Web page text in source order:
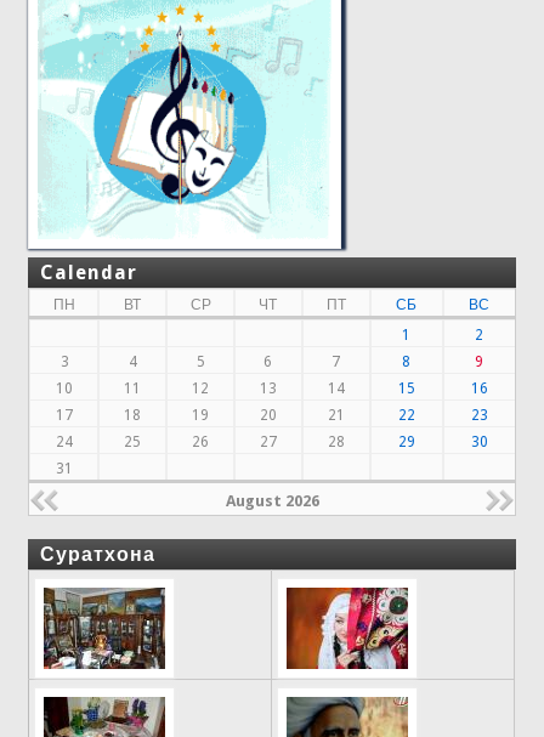
Calendar
ПН ВТ СР ЧТ ПТ СБ
ВС
1
2
3
4 5 6 7 8
9
10
11 12 13 14 15
16
17
18 19 20 21 22
23
24
25 26 27 28 29
30
31
August 2026
Суратхона